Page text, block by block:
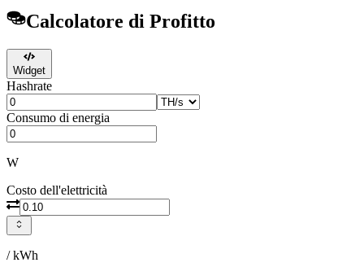
Calcolatore di Profitto
Widget
Hashrate
Consumo di energia
W
Costo dell'elettricità
/ kWh